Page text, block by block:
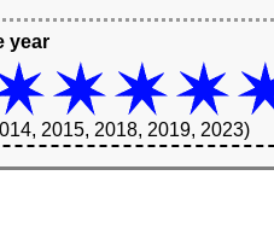
year
2015, 2018, 2019, 2023)